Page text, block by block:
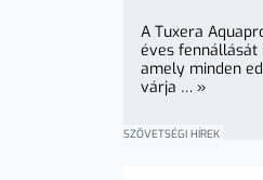
A Tuxera
éves fennállását
amely minden
várja … »
SZÖVETSÉGI HÍREK